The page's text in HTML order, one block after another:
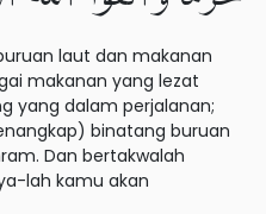
laut dan makanan
makanan yang lezat
yang dalam perjalanan;
binatang buruan
Dan bertakwalah
lah kamu akan